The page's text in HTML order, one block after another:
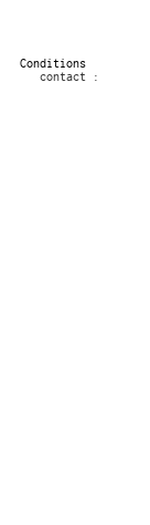
Conditions
contact :